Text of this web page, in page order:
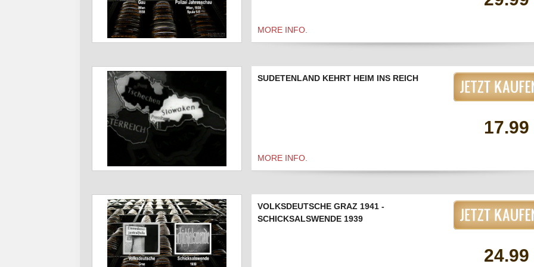
MORE INFO.
SUDETENLAND KEHRT HEIM INS REICH
MORE INFO.
17.99
VOLKSDEUTSCHE GRAZ 1941 -
SCHICKSALSWENDE 1939
24.99